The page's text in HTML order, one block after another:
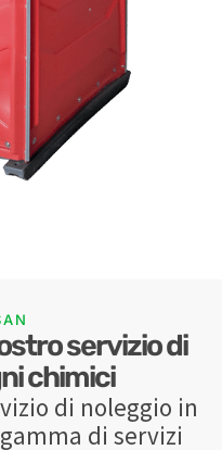
servizio di
chimici
di noleggio in
di servizi